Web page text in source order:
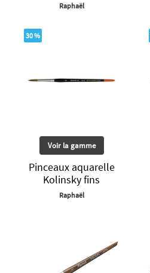
Raphaël
30 %
Voir la gamme
Pinceaux aquarelle
Kolinsky fins
Raphaël